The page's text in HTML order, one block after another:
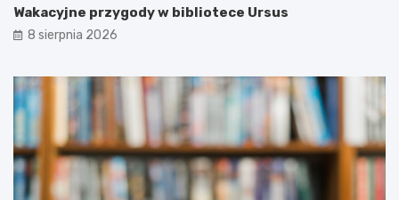
Wakacyjne przygody w bibliotece Ursus
8 sierpnia 2026